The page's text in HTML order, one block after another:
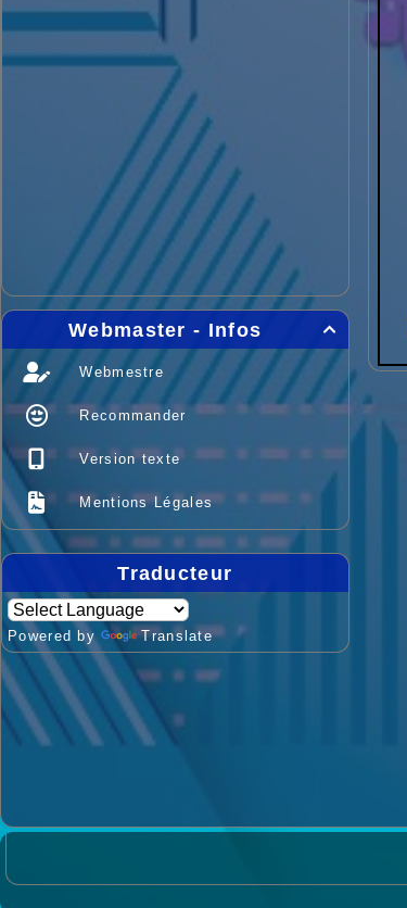

Webmaster - Infos
Webmestre
Recommander
Version texte
Mentions Légales
Traducteur
Powered by Translate